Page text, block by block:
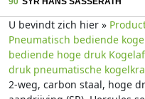
U bevindt zich hier »
Pneumatisch bediende
bediende hoge druk
druk pneumatische
2-weg, carbon staal, hoge